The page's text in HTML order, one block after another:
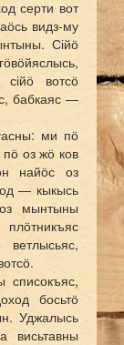
серти вот
видз-му
Сійӧ
вотсӧ
бабкаяс —
ми пӧ
оз жӧ ков
найӧс оз
— кыкысь
мынтыны
списокъяс,
босьтӧ
Уджалысь
висьтавны